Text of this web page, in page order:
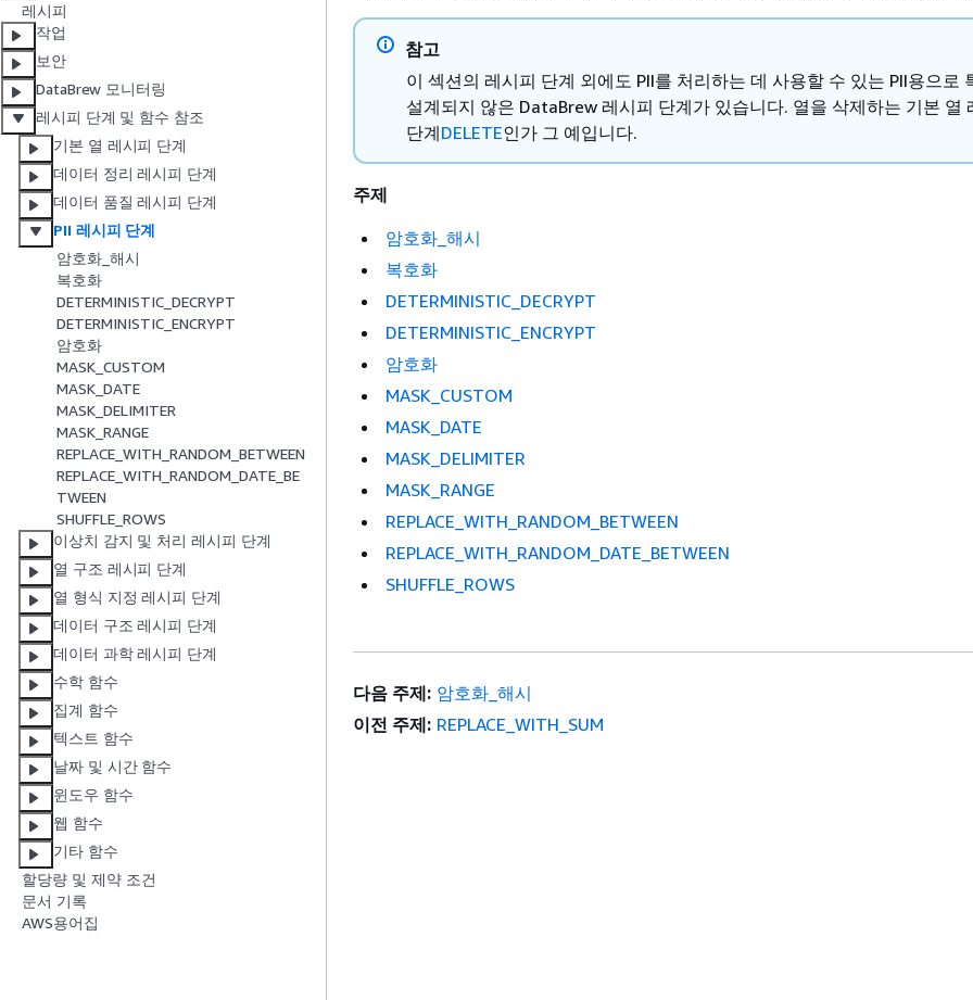
레시피
작업
보안
DataBrew 모니터링
레시피 단계 및 함수 참조
기본 열 레시피 단계
데이터 정리 레시피 단계
데이터 품질 레시피 단계
PII 레시피 단계
암호화_해시
복호화
DETERMINISTIC_DECRYPT
DETERMINISTIC_ENCRYPT
암호화
MASK_CUSTOM
MASK_DATE
MASK_DELIMITER
MASK_RANGE
REPLACE_WITH_RANDOM_BETWEEN
REPLACE_WITH_RANDOM_DATE_BE
TWEEN
SHUFFLE_ROWS
이상치 감지 및 처리 레시피 단계
열 구조 레시피 단계
열 형식 지정 레시피 단계
데이터 구조 레시피 단계
데이터 과학 레시피 단계
수학 함수
집계 함수
텍스트 함수
날짜 및 시간 함수
윈도우 함수
웹 함수
기타 함수
할당량 및 제약 조건
문서 기록
AWS용어집
참고
이 섹션의 레시피 단계 외에도 PII를 처리하는 데 사용할 수 있는 PII용으로
설계되지 않은 DataBrew 레시피 단계가 있습니다. 열을 삭제하는 기본 열
단계DELETE인가 그 예입니다.
주제
암호화_해시
복호화
DETERMINISTIC_DECRYPT
DETERMINISTIC_ENCRYPT
암호화
MASK_CUSTOM
MASK_DATE
MASK_DELIMITER
MASK_RANGE
REPLACE_WITH_RANDOM_BETWEEN
REPLACE_WITH_RANDOM_DATE_BETWEEN
SHUFFLE_ROWS
다음 주제: 암호화_해시
이전 주제: REPLACE_WITH_SUM